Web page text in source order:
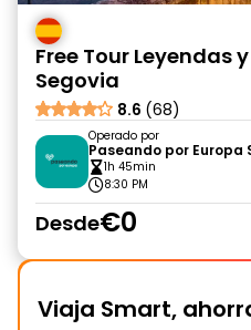
Free Tour Leyendas
Segovia
8.6 (68)
Operado por
Paseando por Europa
1h 45min
8:30 PM
Desde€0
Viaja Smart,